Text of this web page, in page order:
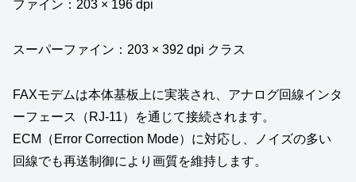
ファイン：203 × 196 dpi
スーパーファイン：203 × 392 dpi クラス
FAXモデムは本体基板上に実装され、アナログ回線インタ
ーフェース（RJ-11）を通じて接続されます。
ECM（Error Correction Mode）に対応し、ノイズの多い
回線でも再送制御により画質を維持します。